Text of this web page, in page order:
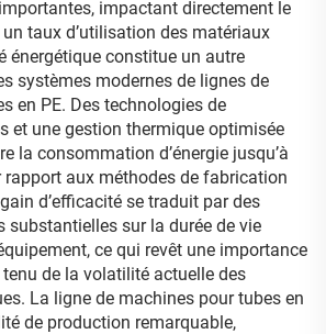
impactant directement le
taux d’utilisation des matériaux
énergétique constitue un autre
systèmes modernes de lignes de
en PE. Des technologies de
et une gestion thermique optimisée
la consommation d’énergie jusqu’à
rapport aux méthodes de fabrication
d’efficacité se traduit par des
substantielles sur la durée de vie
ce qui revêt une importance
de la volatilité actuelle des
La ligne de machines pour tubes en
de production remarquable,